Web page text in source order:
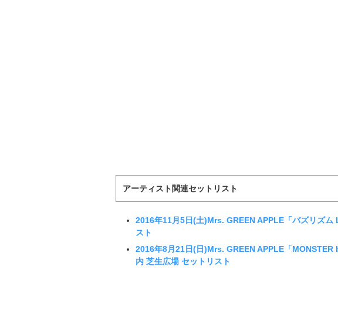
アーティスト関連セットリスト
2016年11月5日(土)Mrs. GREEN APPLE「バズリズム
スト
2016年8月21日(日)Mrs. GREEN APPLE「MONSTER
内 芝生広場 セットリスト